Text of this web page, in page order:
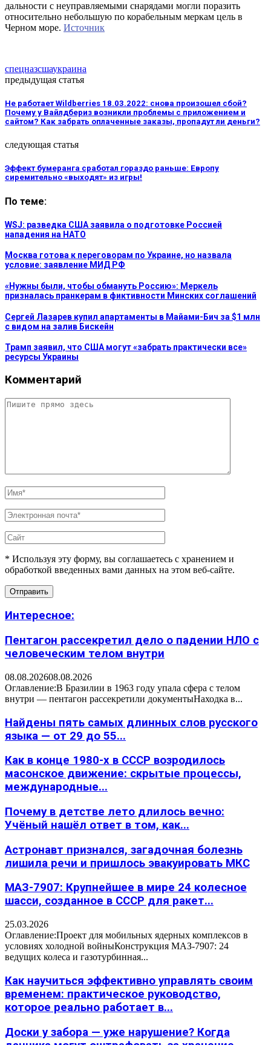
дальности с неуправляемыми снарядами могли поразить
относительно небольшую по корабельным меркам цель в
Черном море. Источник
спецназсшаукраина
предыдущая статья
Не работает Wildberries 18.03.2022: снова произошел сбой?
Почему у Вайлдбериз возникли проблемы с приложением и
сайтом? Как забрать оплаченные заказы, пропадут ли деньги?
следующая статья
Эффект бумеранга сработал гораздо раньше: Европу
сиремительно «выходят» из игры!
По теме:
WSJ: разведка США заявила о подготовке Россией
нападения на НАТО
Москва готова к переговорам по Украине, но назвала
условие: заявление МИД РФ
«Нужны были, чтобы обмануть Россию»: Меркель
призналась пранкерам в фиктивности Минских соглашений
Сергей Лазарев купил апартаменты в Майами-Бич за $1 млн
с видом на залив Бискейн
Трамп заявил, что США могут «забрать практически все»
ресурсы Украины
Комментарий
* Используя эту форму, вы соглашаетесь с хранением и
обработкой введенных вами данных на этом веб-сайте.
Интересное:
Пентагон рассекретил дело о падении НЛО с
человеческим телом внутри
08.08.202608.08.2026
Оглавление:В Бразилии в 1963 году упала сфера с телом
внутри — пентагон рассекретили документыНаходка в...
Найдены пять самых длинных слов русского
языка — от 29 до 55...
Как в конце 1980-х в СССР возродилось
масонское движение: скрытые процессы,
международные...
Почему в детстве лето длилось вечно:
Учёный нашёл ответ в том, как...
Астронавт признался, загадочная болезнь
лишила речи и пришлось эвакуировать МКС
МАЗ-7907: Крупнейшее в мире 24 колесное
шасси, созданное в СССР для ракет...
25.03.2026
Оглавление:Проект для мобильных ядерных комплексов в
условиях холодной войныКонструкция МАЗ-7907: 24
ведущих колеса и газотурбинная...
Как научиться эффективно управлять своим
временем: практическое руководство,
которое реально работает в...
Доски у забора — уже нарушение? Когда